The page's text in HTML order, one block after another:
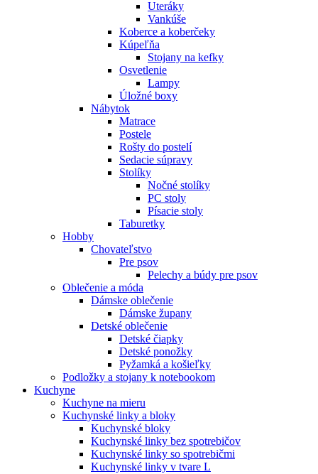
Uteráky
Vankúše
Koberce a koberčeky
Kúpeľňa
Stojany na kefky
Osvetlenie
Lampy
Úložné boxy
Nábytok
Matrace
Postele
Rošty do postelí
Sedacie súpravy
Stolíky
Nočné stolíky
PC stoly
Písacie stoly
Taburetky
Hobby
Chovateľstvo
Pre psov
Pelechy a búdy pre psov
Oblečenie a móda
Dámske oblečenie
Dámske župany
Detské oblečenie
Detské čiapky
Detské ponožky
Pyžamká a košieľky
Podložky a stojany k notebookom
Kuchyne
Kuchyne na mieru
Kuchynské linky a bloky
Kuchynské bloky
Kuchynské linky bez spotrebičov
Kuchynské linky so spotrebičmi
Kuchynské linky v tvare L